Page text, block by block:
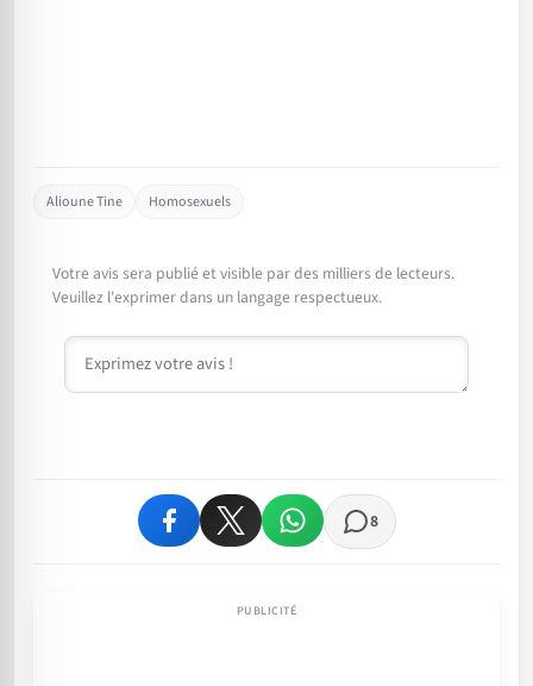
Alioune Tine Homosexuels
Votre avis sera publié et visible par des milliers de lecteurs.
Veuillez l'exprimer dans un langage respectueux.
Commentaire
8